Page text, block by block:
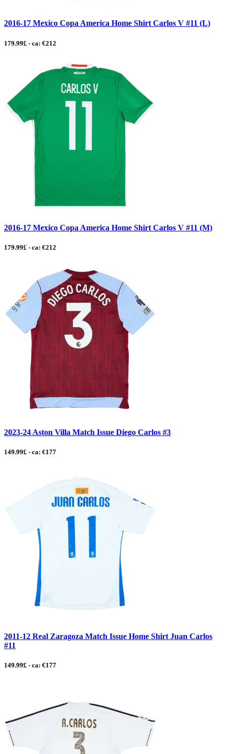
2016-17 Mexico Copa America Home Shirt Carlos V #11 (L)
179.99£ - ca: €212
2016-17 Mexico Copa America Home Shirt Carlos V #11 (M)
179.99£ - ca: €212
2023-24 Aston Villa Match Issue Diego Carlos #3
149.99£ - ca: €177
2011-12 Real Zaragoza Match Issue Home Shirt Juan Carlos
#11
149.99£ - ca: €177